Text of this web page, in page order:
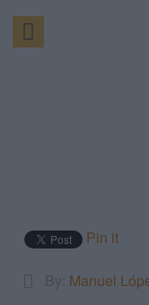
Pin it
Manuel